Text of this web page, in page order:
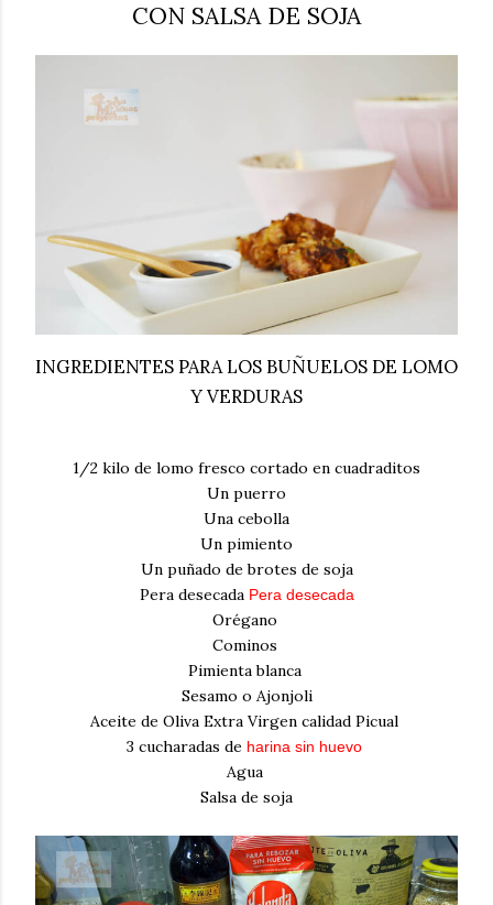
CON SALSA DE SOJA
INGREDIENTES PARA LOS BUÑUELOS DE LOMO
Y VERDURAS
1/2 kilo de lomo fresco cortado en cuadraditos
Un puerro
Una cebolla
Un pimiento
Un puñado de brotes de soja
Pera desecada Pera desecada
Orégano
Cominos
Pimienta blanca
Sesamo o Ajonjoli
Aceite de Oliva Extra Virgen calidad Picual
3 cucharadas de harina sin huevo
Agua
Salsa de soja